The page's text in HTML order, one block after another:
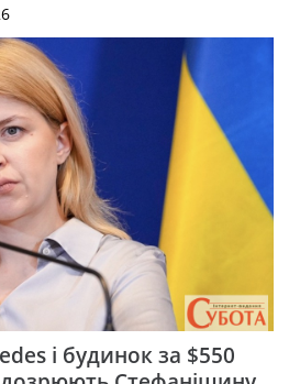
і будинок за $550